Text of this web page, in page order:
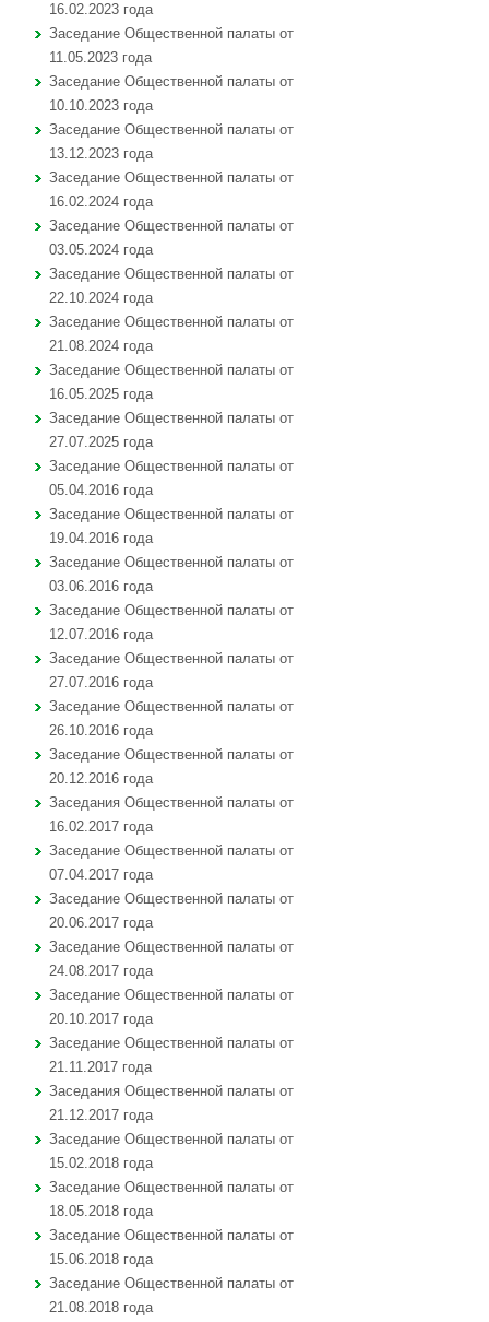
16.02.2023 года
Заседание Общественной палаты от
11.05.2023 года
Заседание Общественной палаты от
10.10.2023 года
Заседание Общественной палаты от
13.12.2023 года
Заседание Общественной палаты от
16.02.2024 года
Заседание Общественной палаты от
03.05.2024 года
Заседание Общественной палаты от
22.10.2024 года
Заседание Общественной палаты от
21.08.2024 года
Заседание Общественной палаты от
16.05.2025 года
Заседание Общественной палаты от
27.07.2025 года
Заседание Общественной палаты от
05.04.2016 года
Заседание Общественной палаты от
19.04.2016 года
Заседание Общественной палаты от
03.06.2016 года
Заседание Общественной палаты от
12.07.2016 года
Заседание Общественной палаты от
27.07.2016 года
Заседание Общественной палаты от
26.10.2016 года
Заседание Общественной палаты от
20.12.2016 года
Заседания Общественной палаты от
16.02.2017 года
Заседание Общественной палаты от
07.04.2017 года
Заседание Общественной палаты от
20.06.2017 года
Заседание Общественной палаты от
24.08.2017 года
Заседание Общественной палаты от
20.10.2017 года
Заседание Общественной палаты от
21.11.2017 года
Заседания Общественной палаты от
21.12.2017 года
Заседание Общественной палаты от
15.02.2018 года
Заседание Общественной палаты от
18.05.2018 года
Заседание Общественной палаты от
15.06.2018 года
Заседание Общественной палаты от
21.08.2018 года